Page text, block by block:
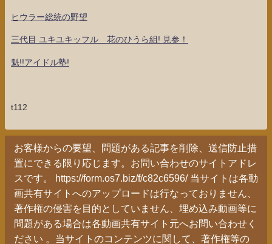
ヒウラー総統の野望
三代目 ユキユキッフル 花のひうら組! 見参！
魁!!アイドル塾!
t112
お客様からの要望、問題がある記事を削除、送信防止措
置にできる限り応じます。お問い合わせのサイトアドレ
スです。 https://form.os7.biz/f/c82c6596/ 当サイトは各動
画共有サイトへのアップロードは行なっておりません、
著作権の侵害を目的としていません、埋め込み動画等に
問題がある場合は各動画共有サイト元へお問い合わせく
ださい 。当サイトのコンテンツに関して、著作権等の